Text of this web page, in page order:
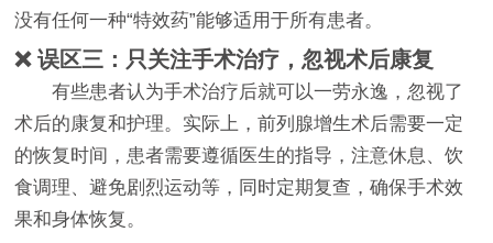
没有任何一种“特效药”能够适用于所有患者。
❌ 误区三：只关注手术治疗，忽视术后康复
有些患者认为手术治疗后就可以一劳永逸，忽视了
术后的康复和护理。实际上，前列腺增生术后需要一定
的恢复时间，患者需要遵循医生的指导，注意休息、饮
食调理、避免剧烈运动等，同时定期复查，确保手术效
果和身体恢复。